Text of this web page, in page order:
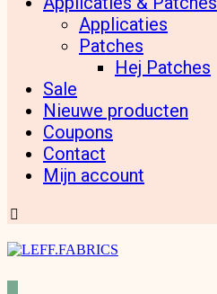
Applicaties
Patches
Hej Patches
Sale
Nieuwe producten
Coupons
Contact
Mijn account